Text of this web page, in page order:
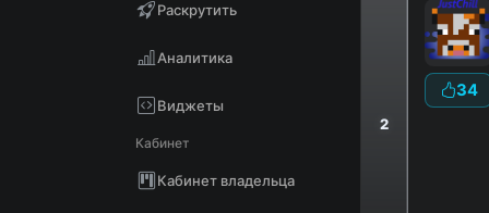
Раскрутить
Аналитика
Виджеты
Кабинет
Кабинет владельца
2
34